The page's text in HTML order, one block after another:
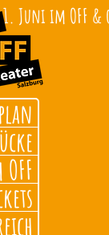
1. Juni im